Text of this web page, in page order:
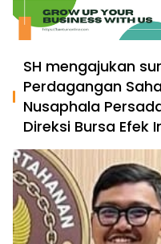
SH mengajukan
Perdagangan
Nusaphala
Direksi Bursa Efek